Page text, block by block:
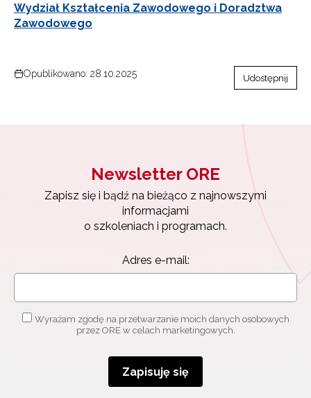
Wydział Kształcenia Zawodowego i Doradztwa
Zawodowego
Opublikowano: 28.10.2025 Udostępnij
Newsletter ORE
Zapisz się i bądź na bieżąco z najnowszymi
informacjami
o szkoleniach i programach.
Adres e-mail:
Wyrażam zgodę na przetwarzanie moich danych osobowych
przez ORE w celach marketingowych.
Zapisuję się
Newsletter ORE
Zapisz się i bądź na bieżąco z najnowszymi
informacjami
Wyrażam zgodę na przetwarzanie moich danych
osobowych przez ORE w celach marketingowych.
Zapisuję się